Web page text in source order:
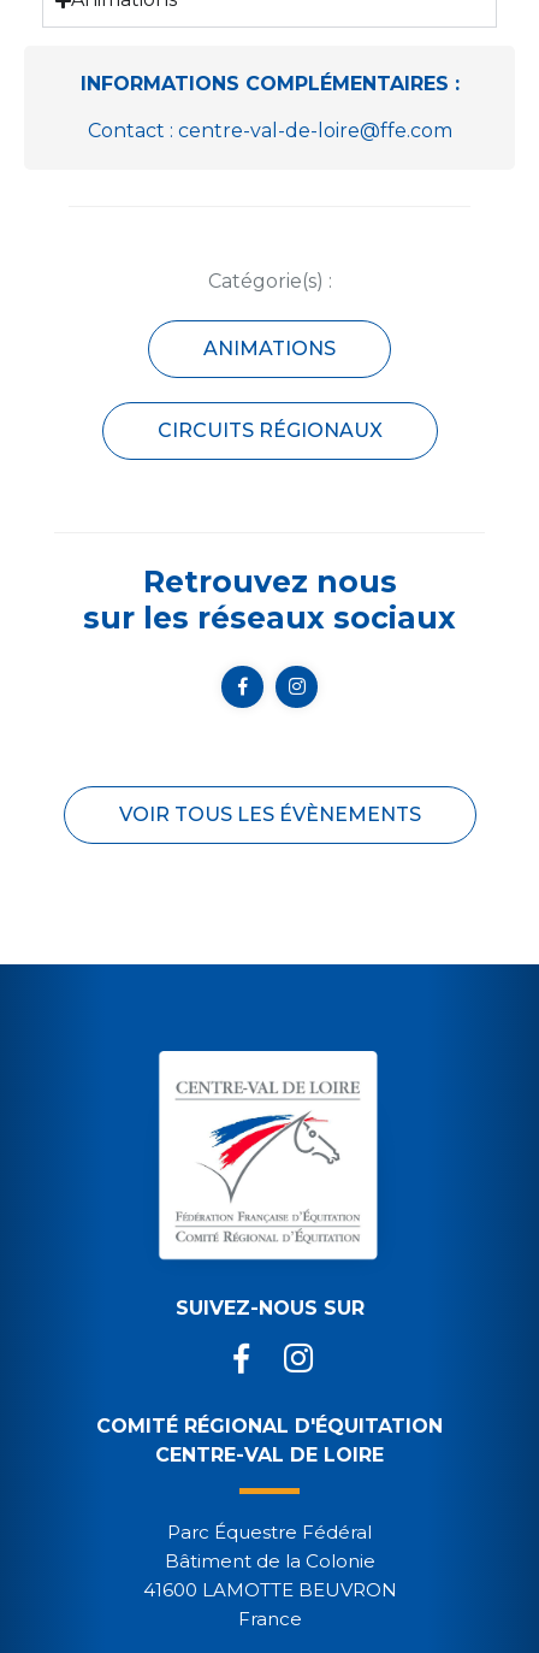
INFORMATIONS COMPLÉMENTAIRES :
Contact : centre-val-de-loire@ffe.com
Catégorie(s) :
ANIMATIONS
CIRCUITS RÉGIONAUX
Retrouvez nous
sur les réseaux sociaux
VOIR TOUS LES ÉVÈNEMENTS
SUIVEZ-NOUS SUR
COMITÉ RÉGIONAL D'ÉQUITATION
CENTRE-VAL DE LOIRE
Parc Équestre Fédéral
Bâtiment de la Colonie
41600 LAMOTTE BEUVRON
France